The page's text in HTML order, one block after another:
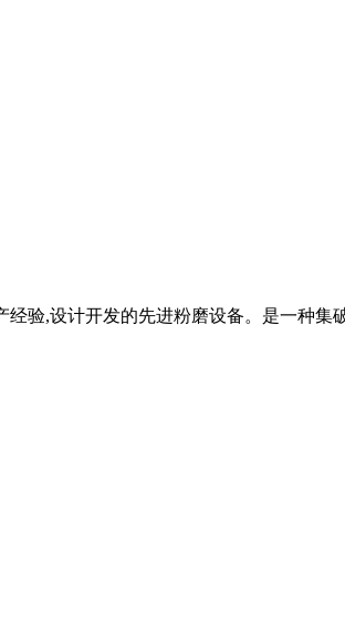
验,设计开发的先进粉磨设备。是一种